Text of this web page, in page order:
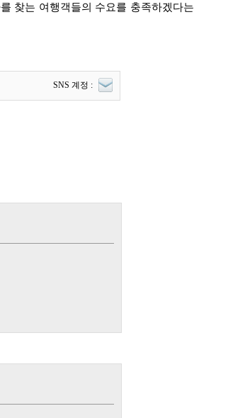
찾는 여행객들의 수요를 충족하겠다는
SNS 계정 :